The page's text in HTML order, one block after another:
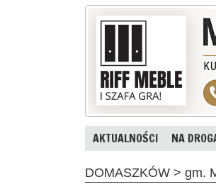
AKTUALNOŚCI NA
DOMASZKÓW > gm.